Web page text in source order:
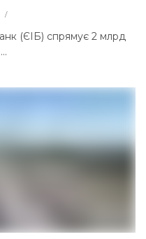
(ЄІБ) спрямує 2 млрд